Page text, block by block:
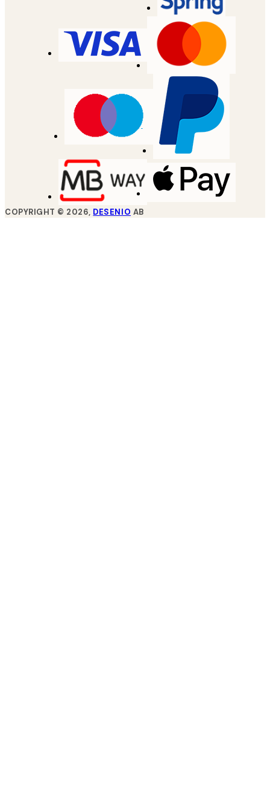
COPYRIGHT © 2026, DESENIO AB